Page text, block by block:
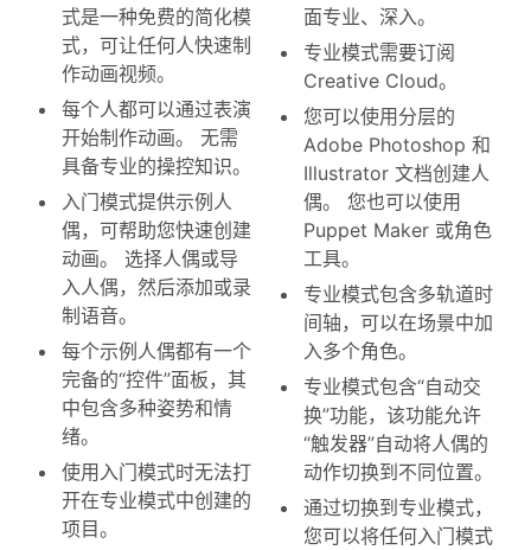
式是一种免费的简化模
式，可让任何人快速制
作动画视频。
每个人都可以通过表演
开始制作动画。 无需
具备专业的操控知识。
入门模式提供示例人
偶，可帮助您快速创建
动画。 选择人偶或导
入人偶，然后添加或录
制语音。
每个示例人偶都有一个
完备的“控件”面板，其
中包含多种姿势和情
绪。
使用入门模式时无法打
开在专业模式中创建的
项目。
面专业、深入。
专业模式需要订阅
Creative Cloud。
您可以使用分层的
Adobe Photoshop 和
Illustrator 文档创建人
偶。 您也可以使用
Puppet Maker 或角色
工具。
专业模式包含多轨道时
间轴，可以在场景中加
入多个角色。
专业模式包含“自动交
换”功能，该功能允许
“触发器”自动将人偶的
动作切换到不同位置。
通过切换到专业模式，
您可以将任何入门模式